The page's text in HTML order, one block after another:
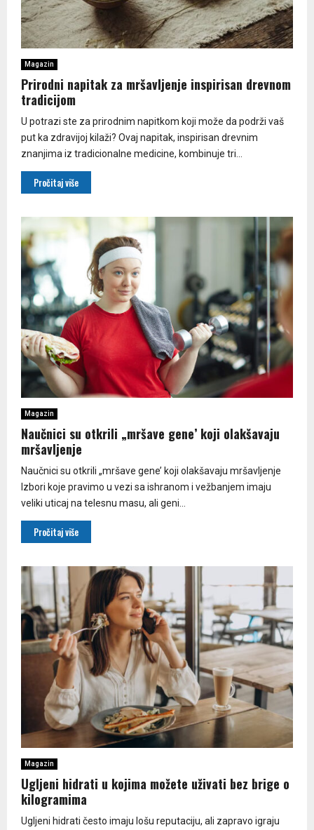
Magazin
Prirodni napitak za mršavljenje inspirisan drevnom
tradicijom
U potrazi ste za prirodnim napitkom koji može da podrži vaš
put ka zdravijoj kilaži? Ovaj napitak, inspirisan drevnim
znanjima iz tradicionalne medicine, kombinuje tri...
Pročitaj više
Magazin
Naučnici su otkrili „mršave gene’ koji olakšavaju
mršavljenje
Naučnici su otkrili „mršave gene’ koji olakšavaju mršavljenje
Izbori koje pravimo u vezi sa ishranom i vežbanjem imaju
veliki uticaj na telesnu masu, ali geni...
Pročitaj više
Magazin
Ugljeni hidrati u kojima možete uživati bez brige o
kilogramima
Ugljeni hidrati često imaju lošu reputaciju, ali zapravo igraju